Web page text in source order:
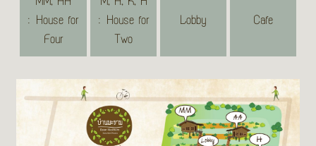
: House for
Four
: House for
Two
Lobby Cafe